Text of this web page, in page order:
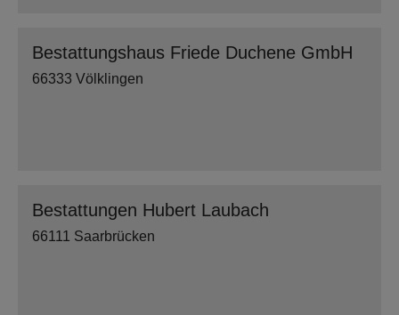
Bestattungshaus Friede Duchene GmbH
66333 Völklingen
Bestattungen Hubert Laubach
66111 Saarbrücken